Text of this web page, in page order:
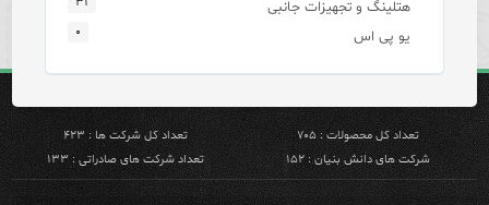
هتلینگ و تجهیزات جانبی
یو پی اس ۰
تعداد کل محصولات : ۷۰۵
تعداد کل شرکت ها : ۴۲۳
شرکت های دانش بنیان : ۱۵۲
تعداد شرکت های صادراتی : ۱۳۳